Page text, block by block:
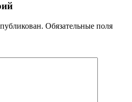
Обязательные поля